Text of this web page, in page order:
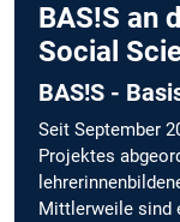
BAS!S an
Social
BAS!S -
Seit September
Projektes
Mittlerweile sind